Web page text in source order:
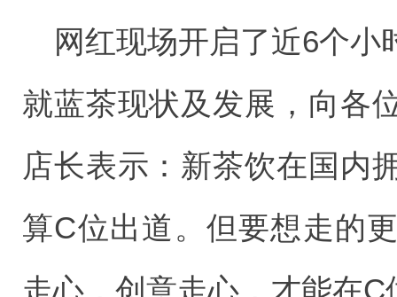
网红现场开启了近6个
就蓝茶现状及发展，向各
店长表示：新茶饮在国内
算C位出道。但要想走的
走心，创意走心，才能在